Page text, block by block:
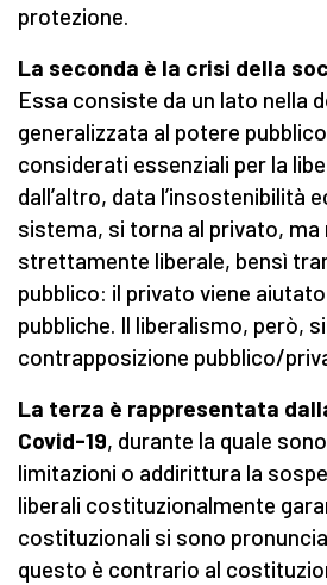
protezione.
La seconda è la crisi della
Essa consiste da un lato nella
generalizzata al potere
considerati essenziali per la
dall’altro, data l’insostenibilità
sistema, si torna al privato, ma
strettamente liberale, bensì
pubblico: il privato viene
pubbliche. Il liberalismo, però,
contrapposizione pubblico/
La terza è rappresentata
Covid-19, durante la quale
limitazioni o addirittura la
liberali costituzionalmente
costituzionali si sono
questo è contrario al